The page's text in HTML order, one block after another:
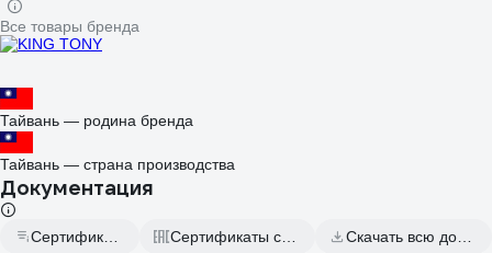
Все товары бренда
Тайвань — родина бренда
Тайвань — страна производства
Документация
Сертификат дилера Сертификаты соответствия Скачать всю документацию